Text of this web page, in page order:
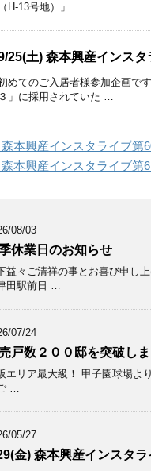
（H-13号地）」 …
25(土) 森本興産インスタ
めてのご入居者様参加企画で
３」に採用されていた …
本興産インスタライブ第
本興産インスタライブ第
08/03
休業日のお知らせ
益々ご清祥の事とお喜び申し
田駅前日 …
07/24
戸数２００邸を突破し
エリア最大級！ 甲子園球場よ
…
05/27
金) 森本興産インスタ